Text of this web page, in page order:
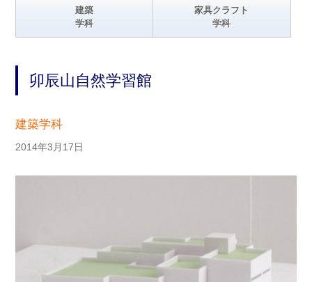
建築
学科
家具クラフト
学科
卯辰山自然学習館
建築学科
2014年3月17日